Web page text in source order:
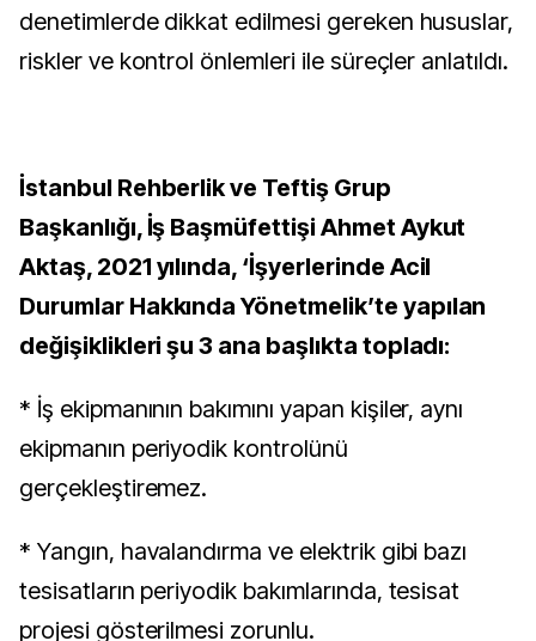
denetimlerde dikkat edilmesi gereken hususlar,
riskler ve kontrol önlemleri ile süreçler anlatıldı.
İstanbul Rehberlik ve Teftiş Grup
Başkanlığı, İş Başmüfettişi Ahmet Aykut
Aktaş, 2021 yılında, ‘İşyerlerinde Acil
Durumlar Hakkında Yönetmelik’te yapılan
değişiklikleri şu 3 ana başlıkta topladı:
* İş ekipmanının bakımını yapan kişiler, aynı
ekipmanın periyodik kontrolünü
gerçekleştiremez.
* Yangın, havalandırma ve elektrik gibi bazı
tesisatların periyodik bakımlarında, tesisat
projesi gösterilmesi zorunlu.